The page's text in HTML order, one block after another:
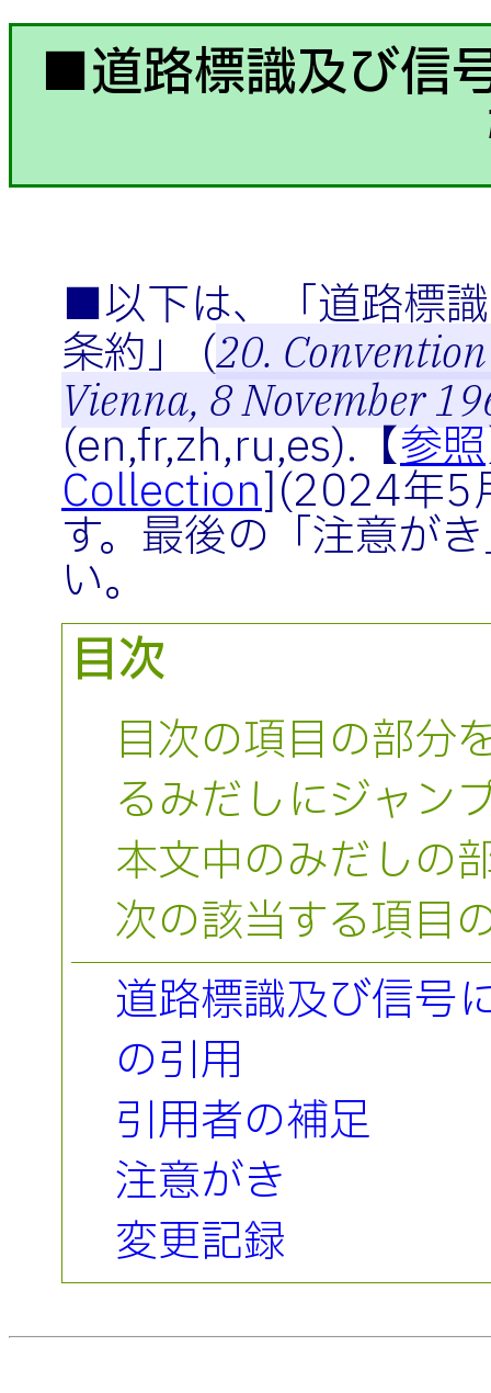
■道路標識及び信
■以下は、「道路標
条約」 (20.
Vienna, 8 November
(en,fr,zh,ru,es).【参照
Collection](2024年5
す。最後の「注意が
い。
目次
目次の項目の部分
るみだしにジャン
本文中のみだしの
次の該当する項目
道路標識及び信号
の引用
引用者の補足
注意がき
変更記録